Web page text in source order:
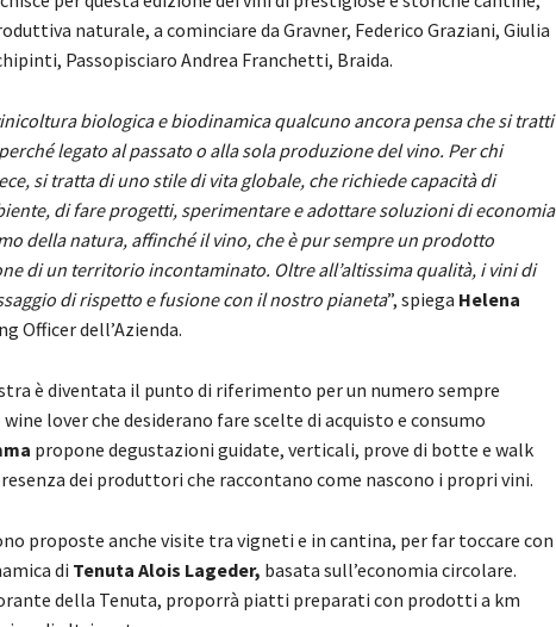
naturale, a cominciare da Gravner, Federico Graziani, Giulia
Passopisciaro Andrea Franchetti, Braida.
biologica e biodinamica qualcuno ancora pensa che si tratti
legato al passato o alla sola produzione del vino. Per chi
si tratta di uno stile di vita globale, che richiede capacità di
di fare progetti, sperimentare e adottare soluzioni di economia
della natura, affinché il vino, che è pur sempre un prodotto
di un territorio incontaminato. Oltre all’altissima qualità, i vini di
di rispetto e fusione con il nostro pianeta”, spiega Helena
Officer dell’Azienda.
è diventata il punto di riferimento per un numero sempre
lover che desiderano fare scelte di acquisto e consumo
propone degustazioni guidate, verticali, prove di botte e walk
dei produttori che raccontano come nascono i propri vini.
proposte anche visite tra vigneti e in cantina, per far toccare con
di Tenuta Alois Lageder, basata sull’economia circolare.
della Tenuta, proporrà piatti preparati con prodotti a km